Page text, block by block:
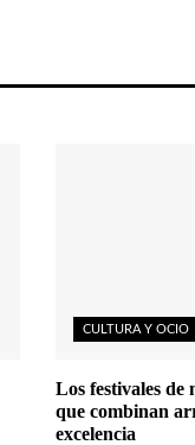
CULTURA Y OCIO
Los festivales de
que combinan
excelencia